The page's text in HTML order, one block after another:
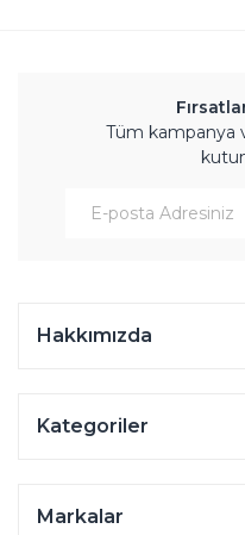
Tüm kampanya
Hakkımızda
Kategoriler
Markalar